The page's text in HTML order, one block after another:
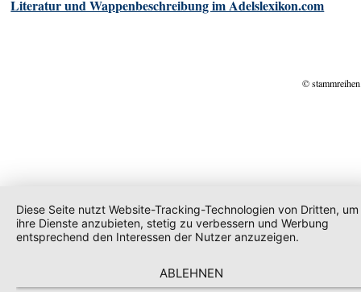
Literatur und Wappenbeschreibung im Adelslexikon.com
©
Diese Seite nutzt Website-Tracking-Technologien von Dritten, um
ihre Dienste anzubieten, stetig zu verbessern und Werbung
entsprechend den Interessen der Nutzer anzuzeigen.
ABLEHNEN